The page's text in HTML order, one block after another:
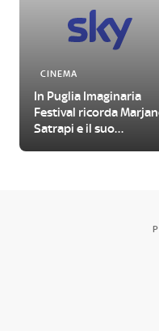
CINEMA
In Puglia Imaginaria
Festival ricorda
Satrapi e il suo